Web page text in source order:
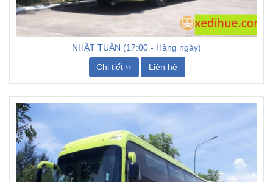
NHẬT TUẤN (17:00 - Hàng ngày)
Chi tiết ››
Liên hệ